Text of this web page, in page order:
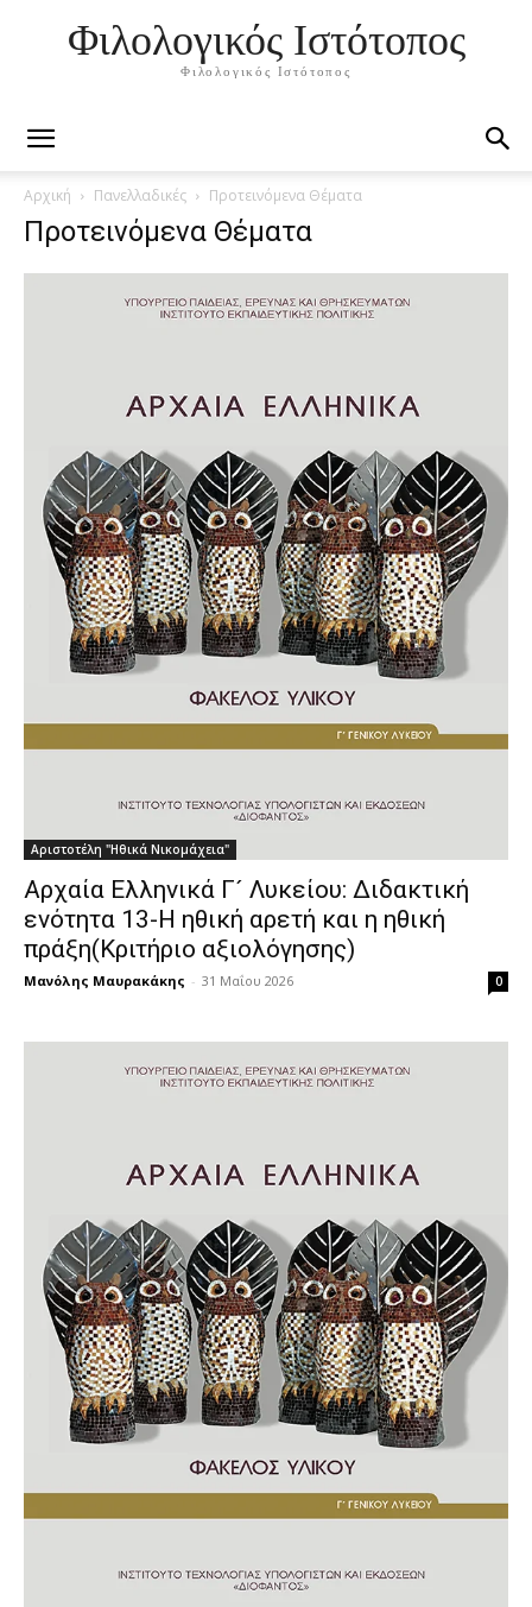
Φιλολογικός Ιστότοπος
Φιλολογικός Ιστότοπος
Αρχική Πανελλαδικές Προτεινόμενα Θέματα
Προτεινόμενα Θέματα
Αριστοτέλη "Ηθικά Νικομάχεια"
Αρχαία Ελληνικά Γ´ Λυκείου: Διδακτική
ενότητα 13-Η ηθική αρετή και η ηθική
πράξη(Κριτήριο αξιολόγησης)
Μανόλης Μαυρακάκης - 31 Μαΐου 2026 0